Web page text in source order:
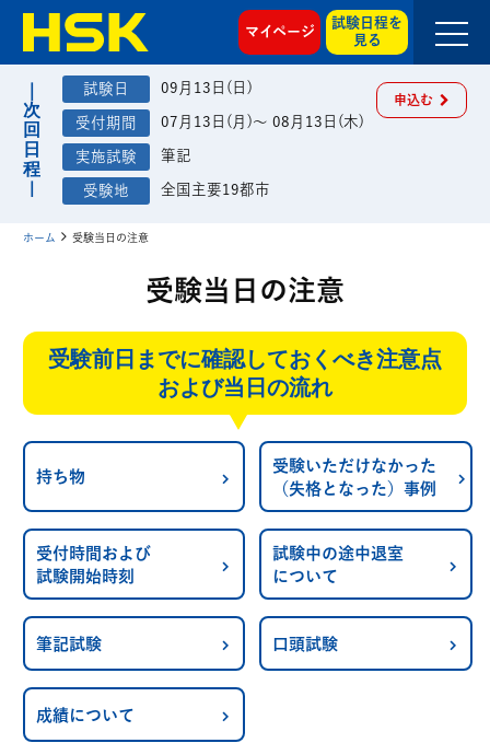
マイページ
試験日程を
見る
09月13日(日)
07月13日(月)～ 08月13日(木)
筆記
全国主要19都市
申込む
ホーム 受験当日の注意
受験当日の注意
受験前日までに確認しておくべき注意点
および当日の流れ
持ち物
受験いただけなかった
（失格となった）事例
受付時間および
試験開始時刻
試験中の途中退室
について
筆記試験 口頭試験
成績について